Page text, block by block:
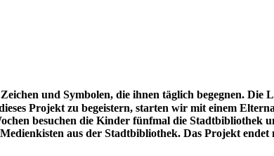
und Symbolen, die ihnen täglich begegnen.
Projekt zu begeistern, starten wir mit einem
besuchen die Kinder fünfmal die Stadtbibliothek
aus der Stadtbibliothek. Das Projekt